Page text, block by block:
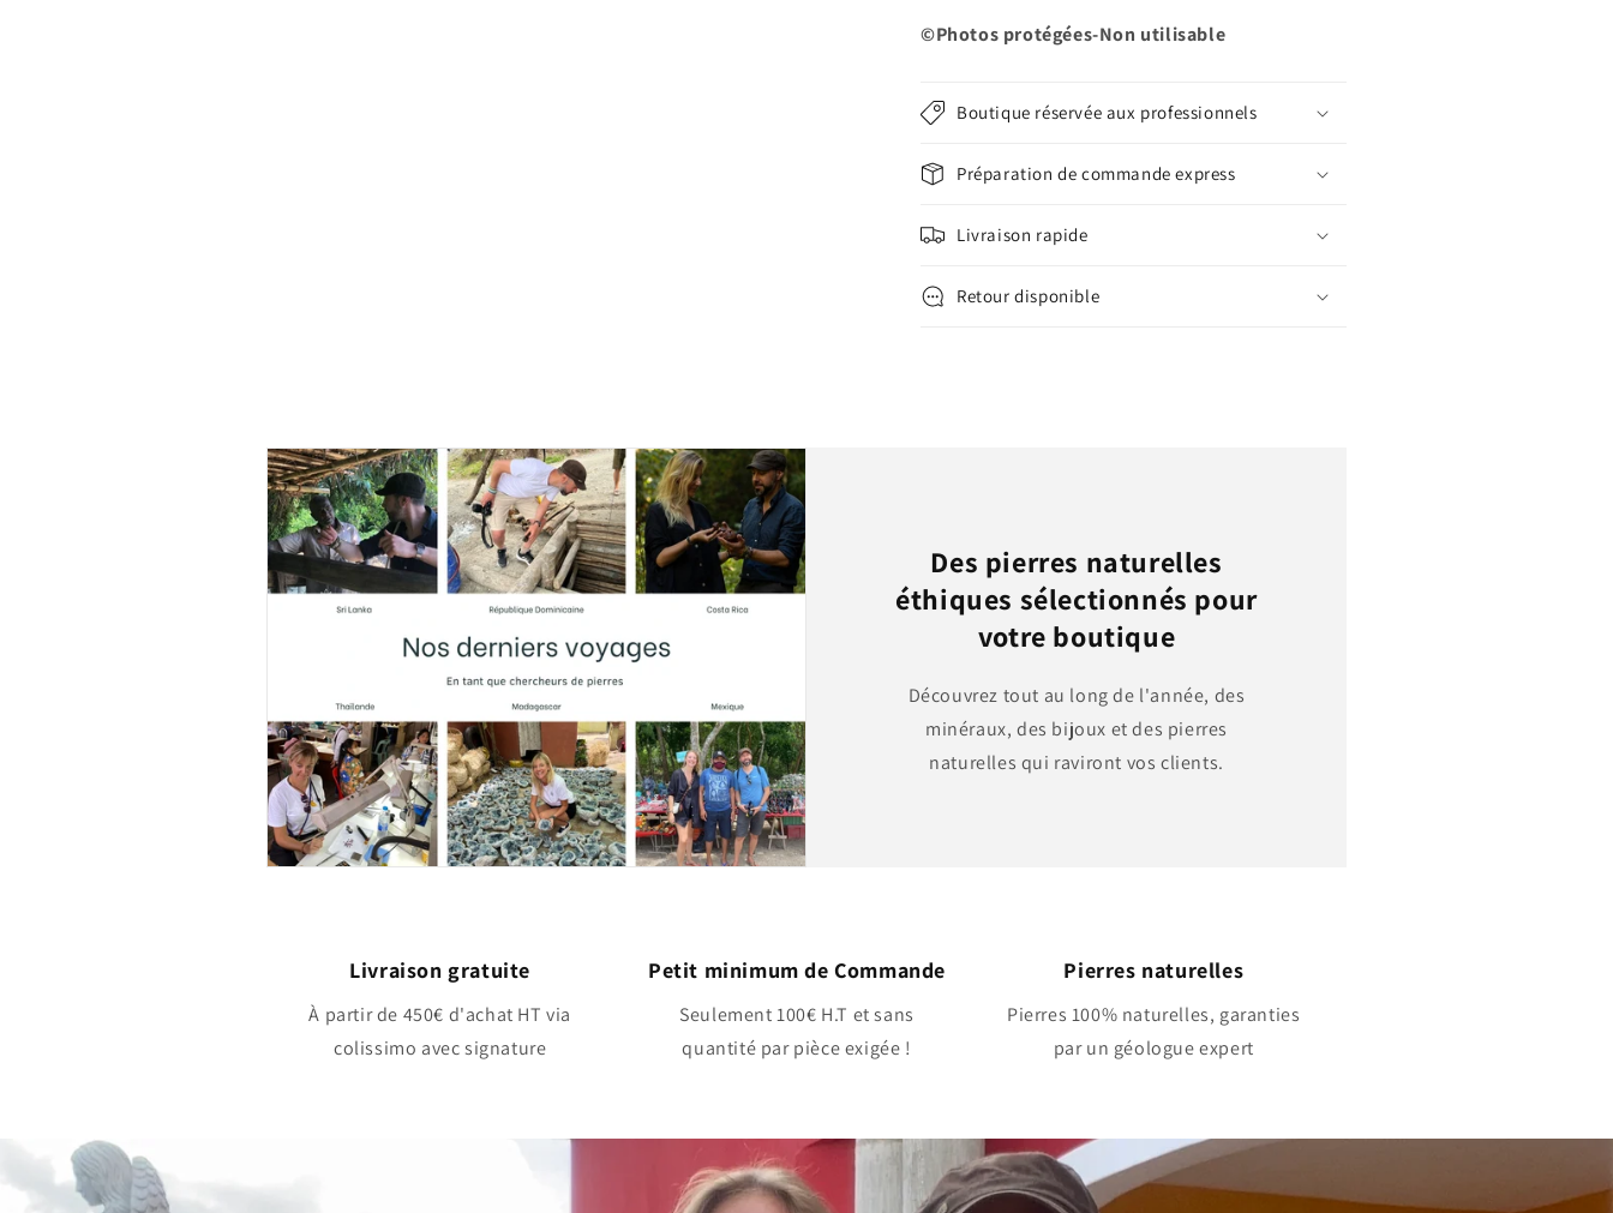
©Photos protégées-Non utilisable
Boutique réservée aux professionnels
Préparation de commande express
Livraison rapide
Retour disponible
Des pierres naturelles
éthiques sélectionnés pour
votre boutique
Découvrez tout au long de l'année, des
minéraux, des bijoux et des pierres
naturelles qui raviront vos clients.
Livraison gratuite
À partir de 450€ d'achat HT via
colissimo avec signature
Petit minimum de Commande
Seulement 100€ H.T et sans
quantité par pièce exigée !
Pierres naturelles
Pierres 100% naturelles, garanties
par un géologue expert